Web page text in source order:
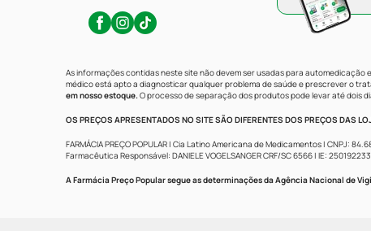
As informações contidas neste site não devem ser usadas para
médico está apto a diagnosticar qualquer problema de saúde e prescrever o
em nosso estoque.O processo de separação dos produtos pode levar até dois
OS PREÇOS APRESENTADOS NO SITE SÃO DIFERENTES DOS PREÇOS DAS
FARMÁCIA PREÇO POPULAR | Cia Latino Americana de Medicamentos | CNPJ:
Farmacêutica Responsável: DANIELE VOGELSANGER CRF/SC 6566 | IE:
A Farmácia Preço Popular segue as determinações da Agência Nacional de